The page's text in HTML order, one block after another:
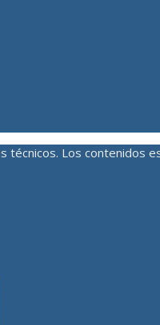
Los contenidos